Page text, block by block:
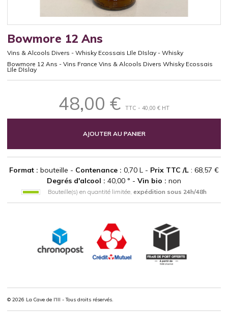
Bowmore 12 Ans
Vins & Alcools Divers - Whisky Ecossais LIle DIslay - Whisky
Bowmore 12 Ans - Vins France Vins & Alcools Divers Whisky Ecossais
LIle DIslay
48,00 € TTC - 40,00 € HT
AJOUTER AU PANIER
Format : bouteille - Contenance : 0,70 L - Prix TTC /L : 68,57 €
Degrés d'alcool : 40,00 ° - Vin bio : non
Bouteille(s) en quantité limitée, expédition sous 24h/48h
© 2026 La Cave de l'Ill - Tous droits réservés.